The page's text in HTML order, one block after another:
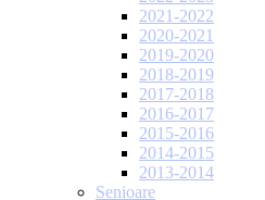
2021-2022
2020-2021
2019-2020
2018-2019
2017-2018
2016-2017
2015-2016
2014-2015
2013-2014
Senioare